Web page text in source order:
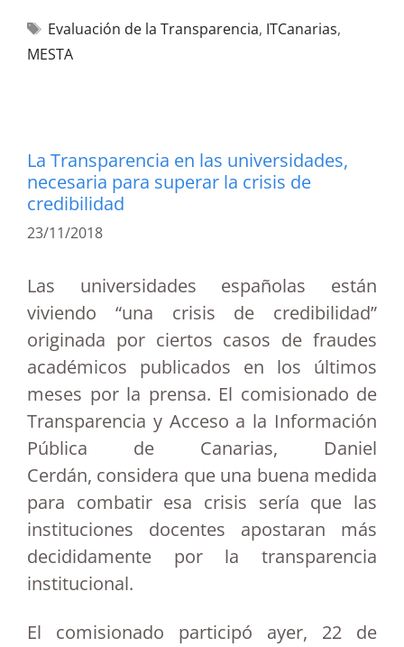
Evaluación de la Transparencia, ITCanarias,
MESTA
La Transparencia en las universidades,
necesaria para superar la crisis de
credibilidad
23/11/2018
Las universidades españolas están
viviendo “una crisis de credibilidad”
originada por ciertos casos de fraudes
académicos publicados en los últimos
meses por la prensa. El comisionado de
Transparencia y Acceso a la Información
Pública de Canarias, Daniel
Cerdán, considera que una buena medida
para combatir esa crisis sería que las
instituciones docentes apostaran más
decididamente por la transparencia
institucional.
El comisionado participó ayer, 22 de